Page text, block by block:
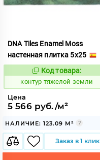
DNA Tiles Enamel Moss
настенная плитка 5x25
763405
Код товара:
контур тяжелой земли
Цена
5 566 руб./м²
НАЛИЧИЕ: 123.09 М²
Заказ в 1 клик